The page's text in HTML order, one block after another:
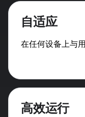
自适应
在任何设备上与
高效运行